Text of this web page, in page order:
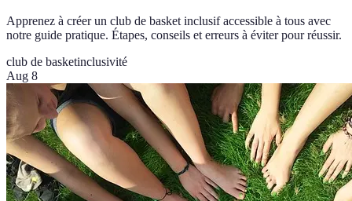
Apprenez à créer un club de basket inclusif accessible à tous avec
notre guide pratique. Étapes, conseils et erreurs à éviter pour réussir.
club de basketinclusivité
Aug 8